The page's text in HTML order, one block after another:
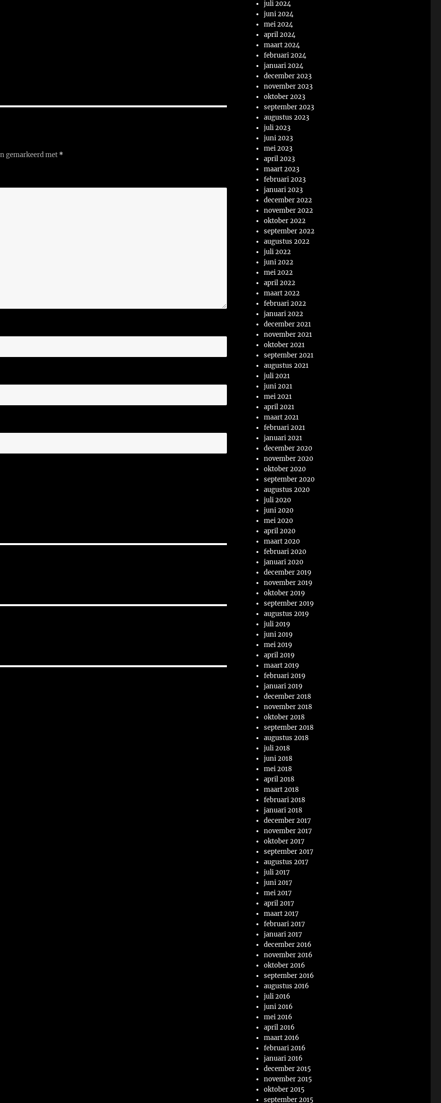
gemarkeerd met *
juli 2024
juni 2024
mei 2024
april 2024
maart 2024
februari 2024
januari 2024
december 2023
november 2023
oktober 2023
september 2023
augustus 2023
juli 2023
juni 2023
mei 2023
april 2023
maart 2023
februari 2023
januari 2023
december 2022
november 2022
oktober 2022
september 2022
augustus 2022
juli 2022
juni 2022
mei 2022
april 2022
maart 2022
februari 2022
januari 2022
december 2021
november 2021
oktober 2021
september 2021
augustus 2021
juli 2021
juni 2021
mei 2021
april 2021
maart 2021
februari 2021
januari 2021
december 2020
november 2020
oktober 2020
september 2020
augustus 2020
juli 2020
juni 2020
mei 2020
april 2020
maart 2020
februari 2020
januari 2020
december 2019
november 2019
oktober 2019
september 2019
augustus 2019
juli 2019
juni 2019
mei 2019
april 2019
maart 2019
februari 2019
januari 2019
december 2018
november 2018
oktober 2018
september 2018
augustus 2018
juli 2018
juni 2018
mei 2018
april 2018
maart 2018
februari 2018
januari 2018
december 2017
november 2017
oktober 2017
september 2017
augustus 2017
juli 2017
juni 2017
mei 2017
april 2017
maart 2017
februari 2017
januari 2017
december 2016
november 2016
oktober 2016
september 2016
augustus 2016
juli 2016
juni 2016
mei 2016
april 2016
maart 2016
februari 2016
januari 2016
december 2015
november 2015
oktober 2015
september 2015